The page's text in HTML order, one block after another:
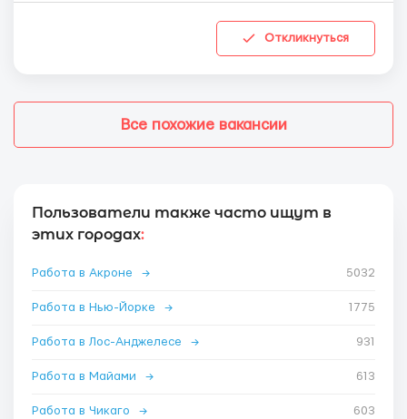
Откликнуться
Все похожие вакансии
Пользователи также часто ищут в
этих городах:
Работа в Акроне → 5032
Работа в Нью-Йорке → 1775
Работа в Лос-Анджелесе → 931
Работа в Майами → 613
Работа в Чикаго → 603